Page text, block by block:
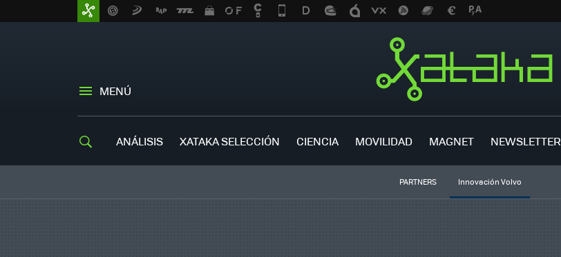
MENÚ
ANÁLISIS XATAKA SELECCIÓN CIENCIA MOVILIDAD MAGNET NEWSLETTER
PARTNERS Innovación Volvo